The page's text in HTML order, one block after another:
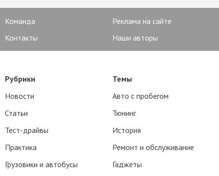
Команда
Реклама на сайте
Контакты
Наши авторы
Рубрики
Новости
Статьи
Тест-драйвы
Практика
Грузовики и автобусы
Темы
Авто с пробегом
Тюнинг
История
Ремонт и обслуживание
Гаджеты